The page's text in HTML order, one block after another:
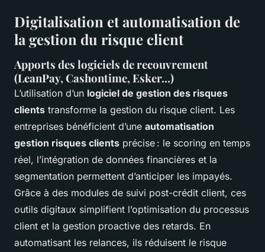
Digitalisation et automatisation de
la gestion du risque client
Apports des logiciels de recouvrement
(LeanPay, Cashontime, Esker...)
L’utilisation d’un logiciel de gestion des risques
clients transforme la gestion du risque client. Les
entreprises bénéficient d’une automatisation
gestion risques clients précise : le scoring en temps
réel, l’intégration de données financières et la
segmentation permettent d’anticiper les impayés.
Grâce à des modules de suivi post-crédit client, ces
outils digitaux simplifient l’optimisation du processus
client et la gestion proactive des retards. En
automatisant les relances, ils réduisent le risque